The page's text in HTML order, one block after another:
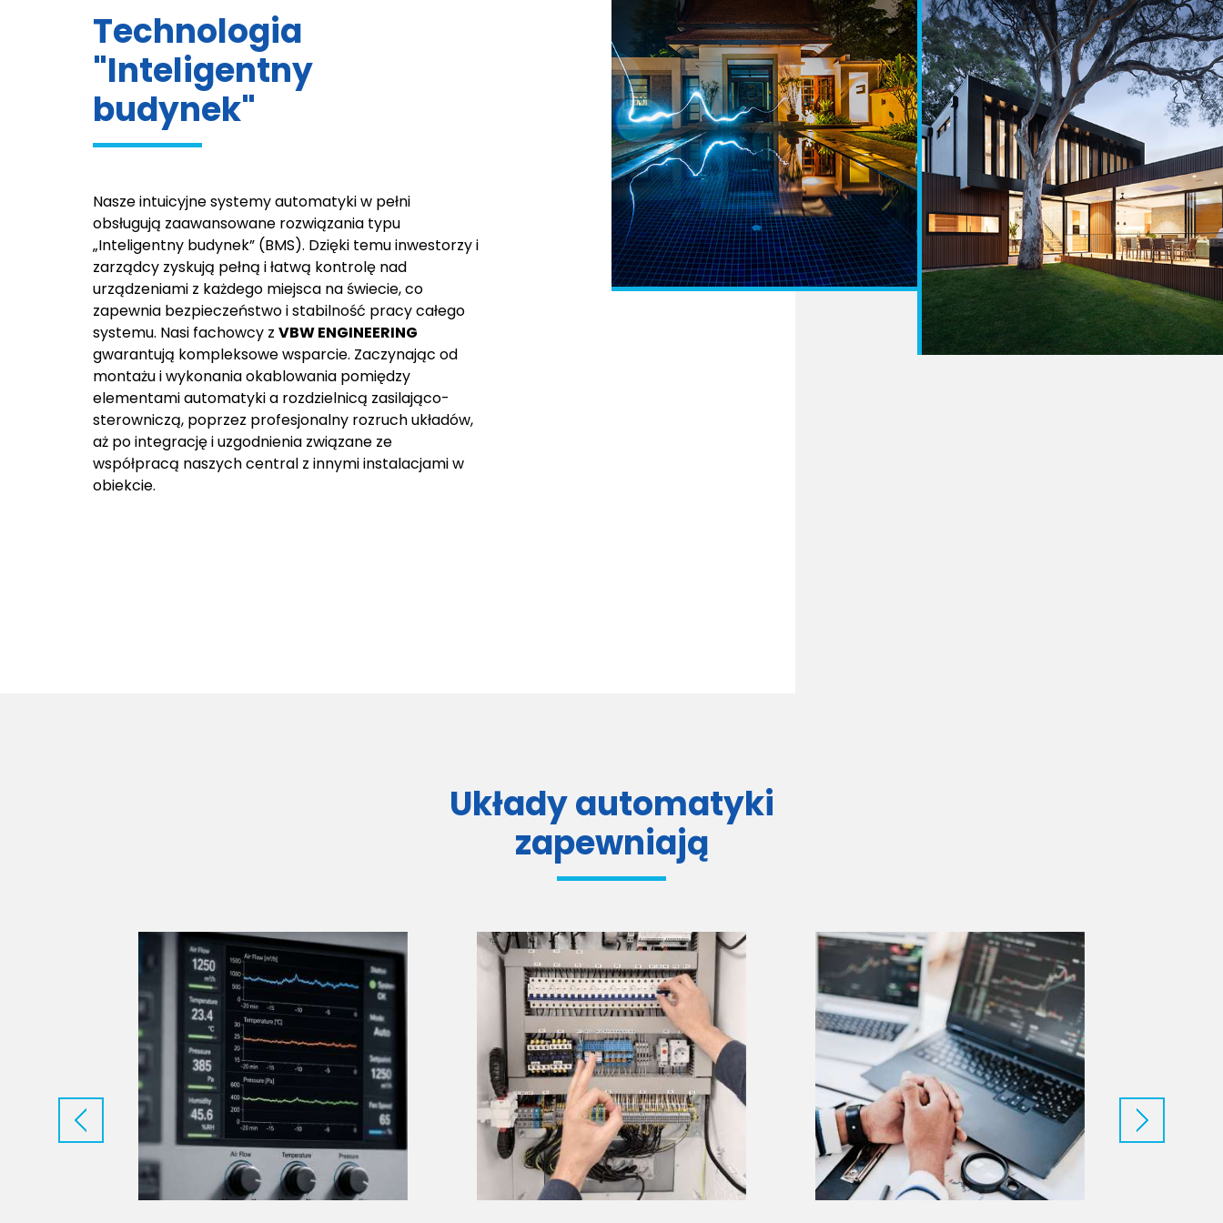
Technologia
"Inteligentny
budynek"
Nasze intuicyjne systemy automatyki w pełni
obsługują zaawansowane rozwiązania typu
„Inteligentny budynek” (BMS). Dzięki temu inwestorzy i
zarządcy zyskują pełną i łatwą kontrolę nad
urządzeniami z każdego miejsca na świecie, co
zapewnia bezpieczeństwo i stabilność pracy całego
systemu. Nasi fachowcy z VBW ENGINEERING
gwarantują kompleksowe wsparcie. Zaczynając od
montażu i wykonania okablowania pomiędzy
elementami automatyki a rozdzielnicą zasilająco-
sterowniczą, poprzez profesjonalny rozruch układów,
aż po integrację i uzgodnienia związane ze
współpracą naszych central z innymi instalacjami w
obiekcie.
Układy automatyki
zapewniają